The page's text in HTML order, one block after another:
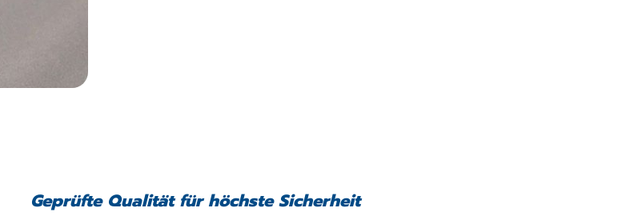
Geprüfte Qualität für höchste Sicherheit